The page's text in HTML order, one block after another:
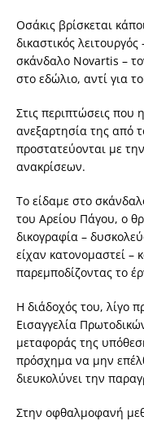
Οσάκις βρίσκεται
δικαστικός
σκάνδαλο Novartis –
στο εδώλιο, αντί για
Στις περιπτώσεις που
ανεξαρτησία της από
προστατεύονται με
ανακρίσεων.
Το είδαμε στο
του Αρείου Πάγου, ο
δικογραφία –
είχαν κατονομαστεί –
παρεμποδίζοντας το
Η διάδοχός του, λίγο
Εισαγγελία
μεταφοράς της
πρόσχημα να μην
διευκολύνει την
Στην οφθαλμοφανή